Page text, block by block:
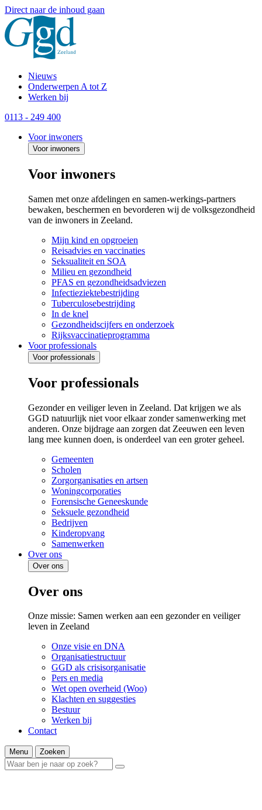
Direct naar de inhoud gaan
Nieuws
Onderwerpen A tot Z
Werken bij
0113 - 249 400
Voor inwoners
Voor inwoners
Voor inwoners
Samen met onze afdelingen en samen-werkings-partners
bewaken, beschermen en bevorderen wij de volksgezondheid
van de inwoners in Zeeland.
Mijn kind en opgroeien
Reisadvies en vaccinaties
Seksualiteit en SOA
Milieu en gezondheid
PFAS en gezondheidsadviezen
Infectieziektebestrijding
Tuberculosebestrijding
In de knel
Gezondheidscijfers en onderzoek
Rijksvaccinatieprogramma
Voor professionals
Voor professionals
Voor professionals
Gezonder en veiliger leven in Zeeland. Dat krijgen we als
GGD natuurlijk niet voor elkaar zonder samenwerking met
anderen. Onze bijdrage aan zorgen dat Zeeuwen een leven
lang mee kunnen doen, is onderdeel van een groter geheel.
Gemeenten
Scholen
Zorgorganisaties en artsen
Woningcorporaties
Forensische Geneeskunde
Seksuele gezondheid
Bedrijven
Kinderopvang
Samenwerken
Over ons
Over ons
Over ons
Onze missie: Samen werken aan een gezonder en veiliger
leven in Zeeland
Onze visie en DNA
Organisatiestructuur
GGD als crisisorganisatie
Pers en media
Wet open overheid (Woo)
Klachten en suggesties
Bestuur
Werken bij
Contact
Menu Zoeken